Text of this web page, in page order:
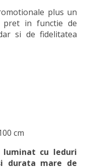
plus un
pret in functie de
si de fidelitatea
cm
luminat cu leduri
durata mare de